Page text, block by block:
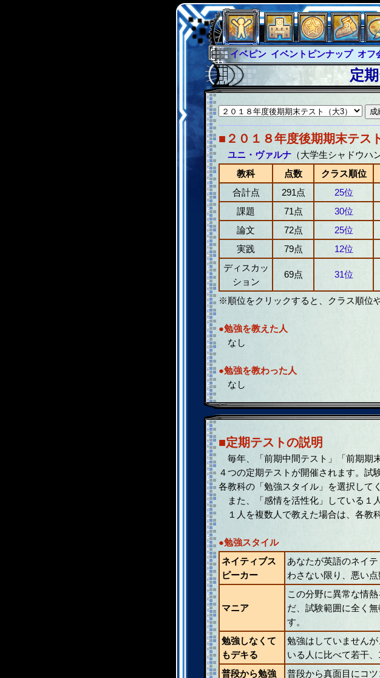
イベピン イベントピンナップ オフ
グラシャ
グラシャ・ラボラス
グローバルジャスティス サイキッ
サイキックハーツ大戦 シュラウド
ファイナル アブソーバー
定
■２０１８年度後期期末テス
ユニ・ヴァルナ （大学生シャドウハ
教科
点数 クラス順位
合計点
291点 25位
課題
71点 30位
論文
72点 25位
実践
79点 12位
ディスカッ
ション
69点 31位
※順位をクリックすると、クラス順位
●勉強を教えた人
なし
●勉強を教わった人
なし
■定期テストの説明
毎年、「前期中間テスト」「前期期
４つの定期テストが開催されます。試
各教科の「勉強スタイル」を選択して
また、「感情を活性化」している１
１人を複数人で教えた場合は、各教
●勉強スタイル
ネイティブス
ピーカー
あなたが英語のネイ
わさない限り、悪い点
マニア
この分野に異常な情
だ、試験範囲に全く
す。
勉強しなくて
もデキる
勉強はしていません
いる人に比べて若干
普段から勉強
普段から真面目にコ